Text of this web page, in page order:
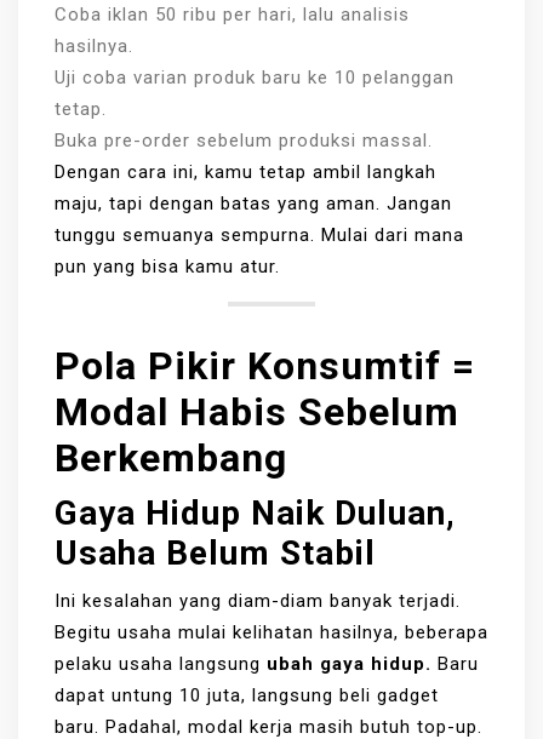
Coba iklan 50 ribu per hari, lalu analisis
hasilnya.
Uji coba varian produk baru ke 10 pelanggan
tetap.
Buka pre-order sebelum produksi massal.
Dengan cara ini, kamu tetap ambil langkah
maju, tapi dengan batas yang aman. Jangan
tunggu semuanya sempurna. Mulai dari mana
pun yang bisa kamu atur.
Pola Pikir Konsumtif =
Modal Habis Sebelum
Berkembang
Gaya Hidup Naik Duluan,
Usaha Belum Stabil
Ini kesalahan yang diam-diam banyak terjadi.
Begitu usaha mulai kelihatan hasilnya, beberapa
pelaku usaha langsung ubah gaya hidup. Baru
dapat untung 10 juta, langsung beli gadget
baru. Padahal, modal kerja masih butuh top-up.